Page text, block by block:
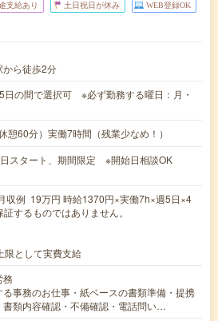
支給あり 土日祝日が休み WEB登録OK
から徒歩2分
日の間で選択可 ※必ず勤務する曜日：月・
憩60分）実働7時間（残業少なめ！）
スタート、期間限定 ※開始日相談OK
例 19万円 時給1370円×実働7h×週5日×4
するものではありません。
限として実費支給
務
事務のお仕事・紙ベースの書類準備・提携
書類内容確認・不備確認・電話問い…